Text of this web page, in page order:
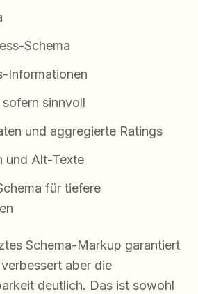
Schema
Informationen
sofern sinnvoll
und aggregierte Ratings
und Alt-Texte
für tiefere
Schema-Markup garantiert
aber die
deutlich. Das ist sowohl